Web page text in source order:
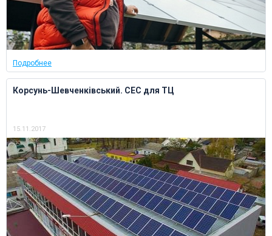
Подробнее
Корсунь-Шевченківський. СЕС для ТЦ
15.11.2017